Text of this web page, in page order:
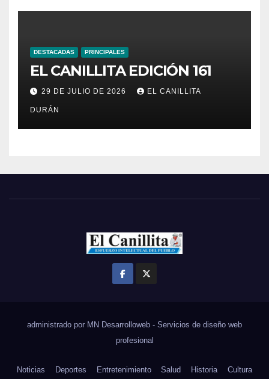
DESTACADAS PRINCIPALES
EL CANILLITA EDICIÓN 161
29 DE JULIO DE 2026 EL CANILLITA
DURÁN
administrado por MN Desarrolloweb - Servicios de diseño web
profesional
Noticias Deportes Entretenimiento Salud Historia Cultura